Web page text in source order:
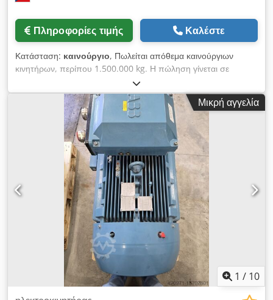
Πληροφορίες τιμής Καλέστε
Κατάσταση: καινούργιο, Πωλείται απόθεμα καινούργιων
κινητήρων, περίπου 1.500.000 kg. Η πώληση γίνεται σε
παρτίδες. Ελάχιστη ποσότητα παραγγελίας: 50.000 kg. Όλοι οι
κινητήρες είναι καινούργιοι ή ανακατασκευασμένοι. Περίπου
3.000 τεμάχια. Csdpfx Acezgu D Ij Dorf Διάφοροι
κατασκευαστές: Siemens, ČKD, MEZ κ.λπ. Η τιμή ανά kg είναι
Μικρή αγγελία
1 / 10